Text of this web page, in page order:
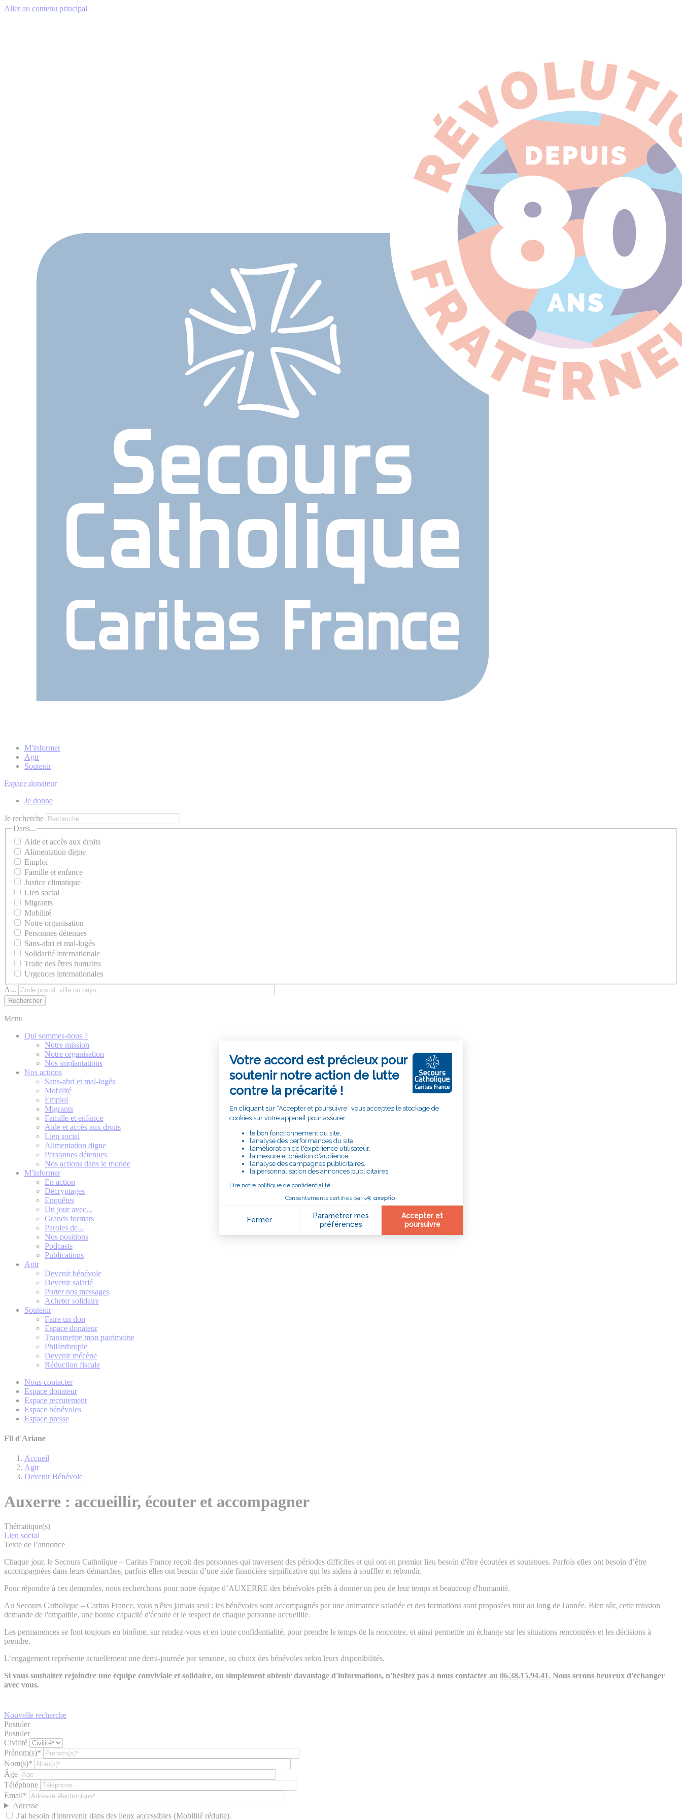
Aller au contenu principal
M'informer
Agir
Soutenir
Espace donateur
Je donne
Je recherche
Dans...
Aide et accès aux droits
Alimentation digne
Emploi
Famille et enfance
Justice climatique
Lien social
Migrants
Mobilité
Notre organisation
Personnes détenues
Sans-abri et mal-logés
Solidarité internationale
Traite des êtres humains
Urgences internationales
À...
Menu
Qui sommes-nous ?
Notre mission
Notre organisation
Nos implantations
Nos actions
Sans-abri et mal-logés
Mobilité
Emploi
Migrants
Famille et enfance
Aide et accès aux droits
Lien social
Alimentation digne
Personnes détenues
Nos actions dans le monde
M'informer
En action
Décryptages
Enquêtes
Un jour avec...
Grands formats
Paroles de...
Nos positions
Podcasts
Publications
Agir
Devenir bénévole
Devenir salarié
Porter nos messages
Acheter solidaire
Soutenir
Faire un don
Espace donateur
Transmettre mon patrimoine
Philanthropie
Devenir mécène
Réduction fiscale
Nous contacter
Espace donateur
Espace recrutement
Espace bénévoles
Espace presse
Fil d'Ariane
Accueil
Agir
Devenir Bénévole
Auxerre : accueillir, écouter et accompagner
Thématique(s)
Lien social
Texte de l’annonce
Chaque jour, le Secours Catholique – Caritas France reçoit des personnes qui traversent des périodes difficiles et qui ont en premier lieu besoin d'être écoutées et soutenues. Parfois elles ont besoin d’être
accompagnées dans leurs démarches, parfois elles ont besoin d’une aide financière significative qui les aidera à souffler et rebondir.
Pour répondre à ces demandes, nous recherchons pour notre équipe d’AUXERRE des bénévoles prêts à donner un peu de leur temps et beaucoup d'humanité.
Au Secours Catholique – Caritas France, vous n'êtes jamais seul : les bénévoles sont accompagnés par une animatrice salariée et des formations sont proposées tout au long de l'année. Bien sûr, cette mission
demande de l'empathie, une bonne capacité d'écoute et le respect de chaque personne accueillie.
Les permanences se font toujours en binôme, sur rendez-vous et en toute confidentialité, pour prendre le temps de la rencontre, et ainsi permettre un échange sur les situations rencontrées et les décisions à
prendre.
L’engagement représente actuellement une demi-journée par semaine, au choix des bénévoles selon leurs disponibilités.
Si vous souhaitez rejoindre une équipe conviviale et solidaire, ou simplement obtenir davantage d'informations, n'hésitez pas à nous contacter au 06.38.15.94.41. Nous serons heureux d'échanger
avec vous.
Nouvelle recherche
Postuler
Postuler
Civilité
Prénom(s)*
Nom(s)*
Âge
Téléphone
Email*
Adresse
J'ai besoin d'intervenir dans des lieux accessibles (Mobilité réduite).